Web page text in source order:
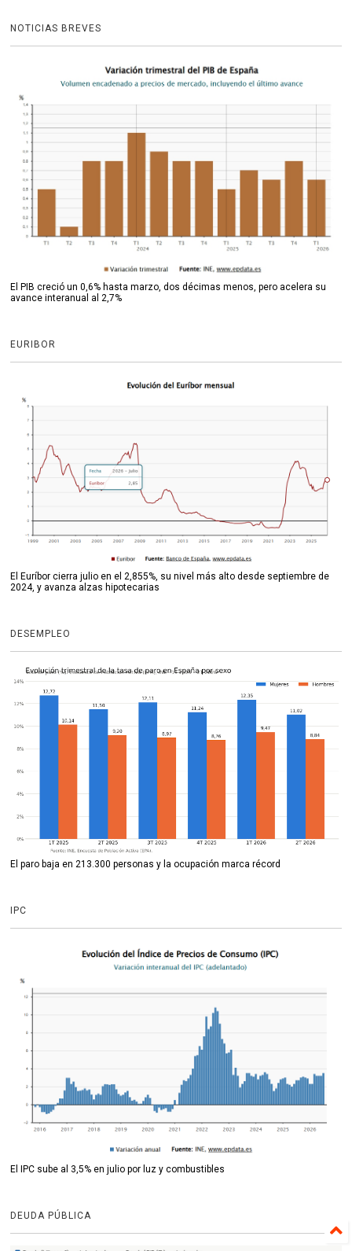
NOTICIAS BREVES
El PIB creció un 0,6% hasta marzo, dos décimas menos, pero acelera su
avance interanual al 2,7%
EURIBOR
El Euríbor cierra julio en el 2,855%, su nivel más alto desde septiembre de
2024, y avanza alzas hipotecarias
DESEMPLEO
El paro baja en 213.300 personas y la ocupación marca récord
IPC
El IPC sube al 3,5% en julio por luz y combustibles
DEUDA PÚBLICA